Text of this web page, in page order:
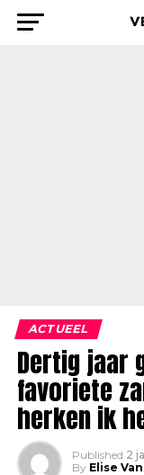
ACTUEEL
Dertig jaar
favoriete
herken ik
Published 2
By Elise